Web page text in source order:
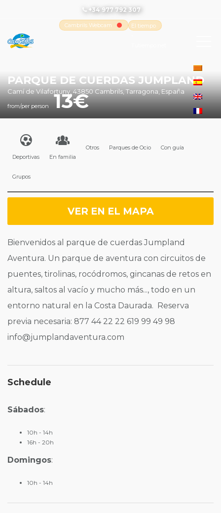
+34 977 792 307
Cambrils Webcam
El tiempo
PARQUE DE CUERDAS JUMPLAND
Camí de Vilafortuny, 43850 Cambrils, Tarragona, España
from/per person 13
Deportivas En familia
Otros Parques de Ocio Con guía
Grupos
VER EN EL MAPA
Bienvenidos al parque de cuerdas Jumpland
Aventura. Un parque de aventura con circuitos de
puentes, tirolinas, rocódromos, gincanas de retos en
altura, saltos al vacío y mucho más..., todo en un
entorno natural en la Costa Daurada. Reserva
previa necesaria: 877 44 22 22 619 99 49 98
info@jumplandaventura.com
Schedule
Sábados:
10h - 14h
16h - 20h
Domingos:
10h - 14h